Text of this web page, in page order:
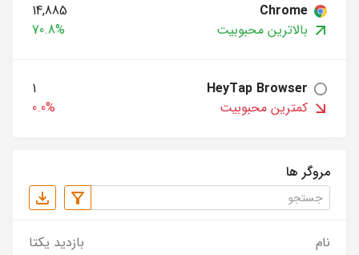
Chrome
14,885
بالاترین محبوبیت
70.8%
HeyTap Browser
1
کمترین محبوبیت
0.0%
مروگر ها
نام بازدید یکتا